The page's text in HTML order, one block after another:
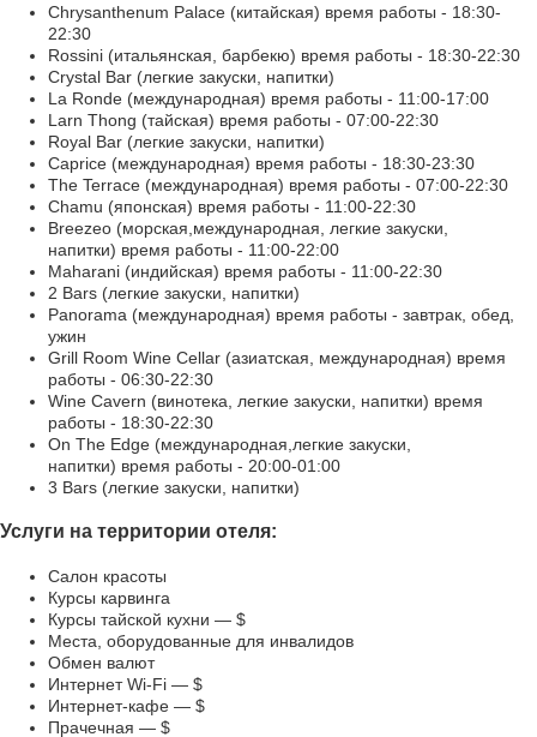
Chrysanthenum Palace (китайская) время работы - 18:30-
22:30
Rossini (итальянская, барбекю) время работы - 18:30-22:30
Crystal Bar (легкие закуски, напитки)
La Ronde (международная) время работы - 11:00-17:00
Larn Thong (тайская) время работы - 07:00-22:30
Royal Bar (легкие закуски, напитки)
Caprice (международная) время работы - 18:30-23:30
The Terrace (международная) время работы - 07:00-22:30
Chamu (японская) время работы - 11:00-22:30
Breezeo (морская,международная, легкие закуски,
напитки) время работы - 11:00-22:00
Maharani (индийская) время работы - 11:00-22:30
2 Bars (легкие закуски, напитки)
Panorama (международная) время работы - завтрак, обед,
ужин
Grill Room Wine Cellar (азиатская, международная) время
работы - 06:30-22:30
Wine Cavern (винотека, легкие закуски, напитки) время
работы - 18:30-22:30
On The Edge (международная,легкие закуски,
напитки) время работы - 20:00-01:00
3 Bars (легкие закуски, напитки)
Услуги на территории отеля:
Салон красоты
Курсы карвинга
Курсы тайской кухни — $
Места, оборудованные для инвалидов
Обмен валют
Интернет Wi-Fi — $
Интернет-кафе — $
Прачечная — $